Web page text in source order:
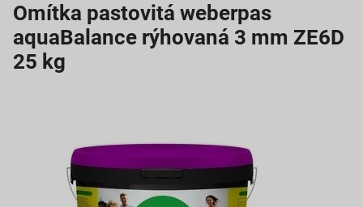
Omítka pastovitá weberpas
aquaBalance rýhovaná 3 mm ZE6D
25 kg